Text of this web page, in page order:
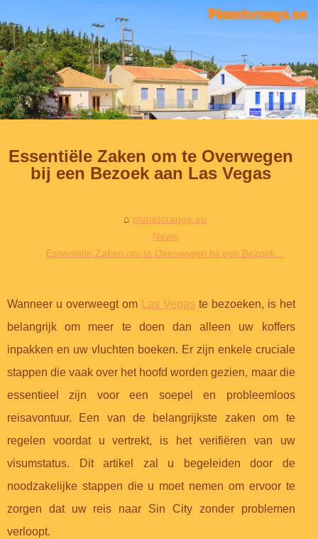
Essentiële Zaken om te Overwegen
bij een Bezoek aan Las Vegas
planetorange.eu
News
Essentiële Zaken om te Overwegen bij een Bezoek...
Wanneer u overweegt om Las Vegas te bezoeken, is het
belangrijk om meer te doen dan alleen uw koffers
inpakken en uw vluchten boeken. Er zijn enkele cruciale
stappen die vaak over het hoofd worden gezien, maar die
essentieel zijn voor een soepel en probleemloos
reisavontuur. Een van de belangrijkste zaken om te
regelen voordat u vertrekt, is het verifiëren van uw
visumstatus. Dit artikel zal u begeleiden door de
noodzakelijke stappen die u moet nemen om ervoor te
zorgen dat uw reis naar Sin City zonder problemen
verloopt.